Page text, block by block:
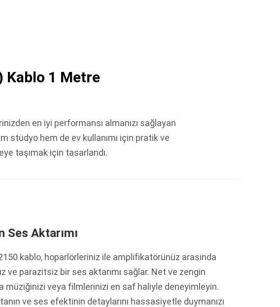
Kablo 1 Metre
en iyi performansı almanızı sağlayan
stüdyo hem de ev kullanımı için pratik ve
taşımak için tasarlandı.
Ses Aktarımı
kablo, hoparlörleriniz ile amplifikatörünüz arasında
ve parazitsiz bir ses aktarımı sağlar. Net ve zengin
müziğinizi veya filmlerinizi en saf haliyle deneyimleyin.
ve ses efektinin detaylarını hassasiyetle duymanızı